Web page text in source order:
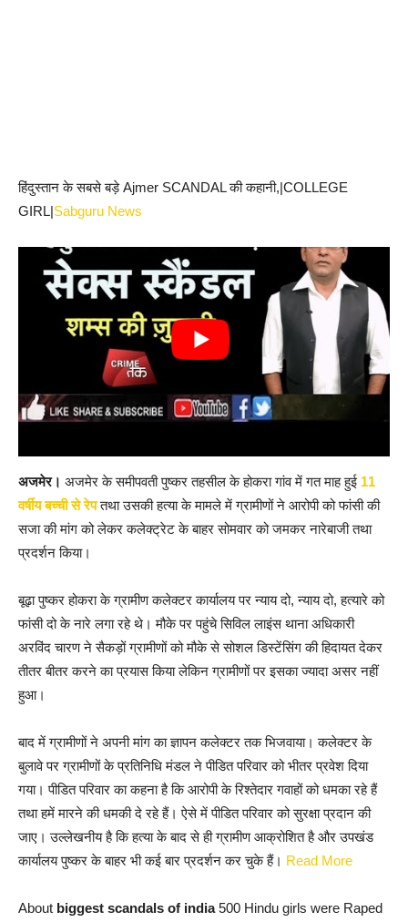
हिंदुस्तान के सबसे बड़े Ajmer SCANDAL की कहानी,|COLLEGE
GIRL|Sabguru News
अजमेर। अजमेर के समीपवती पुष्कर तहसील के होकरा गांव में गत माह हुई 11
वर्षीय बच्ची से रेपतथा उसकी हत्या के मामले में ग्रामीणों ने आरोपी को फांसी की
सजा की मांग को लेकर कलेक्ट्रेट के बाहर सोमवार को जमकर नारेबाजी तथा
प्रदर्शन किया।
बूढ़ा पुष्कर होकरा के ग्रामीण कलेक्टर कार्यालय पर न्याय दो, न्याय दो, हत्यारे को
फांसी दो के नारे लगा रहे थे। मौके पर पहुंचे सिविल लाइंस थाना अधिकारी
अरविंद चारण ने सैकड़ों ग्रामीणों को मौके से सोशल डिस्टेंसिंग की हिदायत देकर
तीतर बीतर करने का प्रयास किया लेकिन ग्रामीणों पर इसका ज्यादा असर नहीं
हुआ।
बाद में ग्रामीणों ने अपनी मांग का ज्ञापन कलेक्टर तक भिजवाया। कलेक्टर के
बुलावे पर ग्रामीणों के प्रतिनिधि मंडल ने पीडित परिवार को भीतर प्रवेश दिया
गया। पीडित परिवार का कहना है कि आरोपी के रिश्तेदार गवाहों को धमका रहे हैं
तथा हमें मारने की धमकी दे रहे हैं। ऐसे में पीडित परिवार को सुरक्षा प्रदान की
जाए। उल्लेखनीय है कि हत्या के बाद से ही ग्रामीण आक्रोशित है और उपखंड
कार्यालय पुष्कर के बाहर भी कई बार प्रदर्शन कर चुके हैं। Read More
About biggest scandals of india500 Hindu girls were Raped